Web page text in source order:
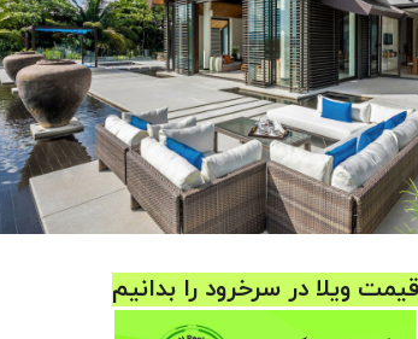
قیمت ویلا در سرخرود را بدانیم